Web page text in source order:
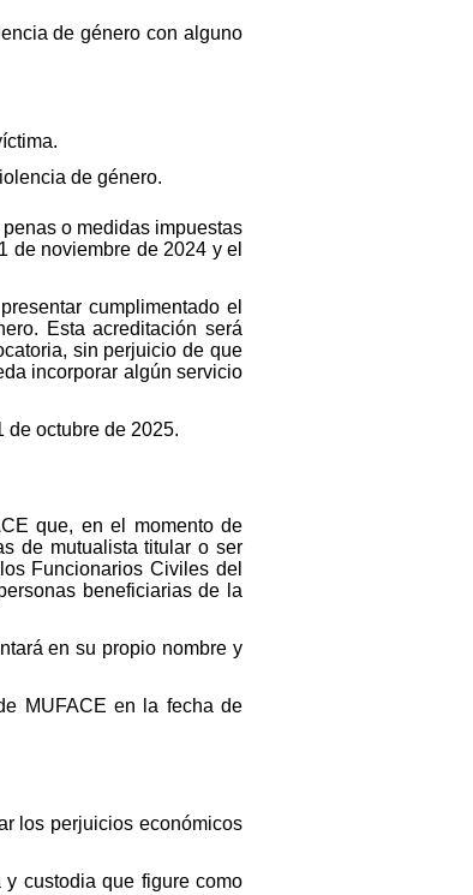
de género con alguno
de género.
o medidas impuestas
de noviembre de 2024 y el
cumplimentado el
Esta acreditación será
sin perjuicio de que
incorporar algún servicio
de octubre de 2025.
que, en el momento de
de mutualista titular o ser
Funcionarios Civiles del
beneficiarias de la
en su propio nombre y
MUFACE en la fecha de
los perjuicios económicos
custodia que figure como